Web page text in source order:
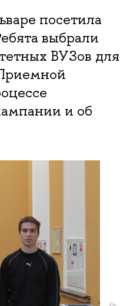
посетила
выбрали
ВУЗов для
и об